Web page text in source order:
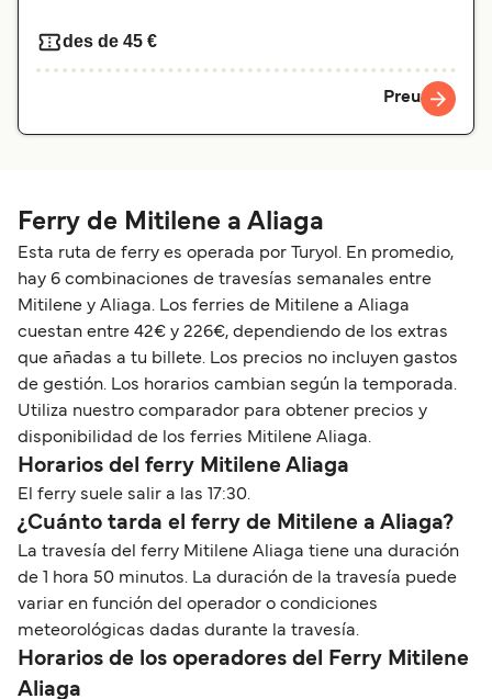
des de 45 €
Preu
Ferry de Mitilene a Aliaga
Esta ruta de ferry es operada por Turyol. En promedio,
hay 6 combinaciones de travesías semanales entre
Mitilene y Aliaga. Los ferries de Mitilene a Aliaga
cuestan entre 42€ y 226€, dependiendo de los extras
que añadas a tu billete. Los precios no incluyen gastos
de gestión. Los horarios cambian según la temporada.
Utiliza nuestro comparador para obtener precios y
disponibilidad de los ferries Mitilene Aliaga.
Horarios del ferry Mitilene Aliaga
El ferry suele salir a las 17:30.
¿Cuánto tarda el ferry de Mitilene a Aliaga?
La travesía del ferry Mitilene Aliaga tiene una duración
de 1 hora 50 minutos. La duración de la travesía puede
variar en función del operador o condiciones
meteorológicas dadas durante la travesía.
Horarios de los operadores del Ferry Mitilene
Aliaga